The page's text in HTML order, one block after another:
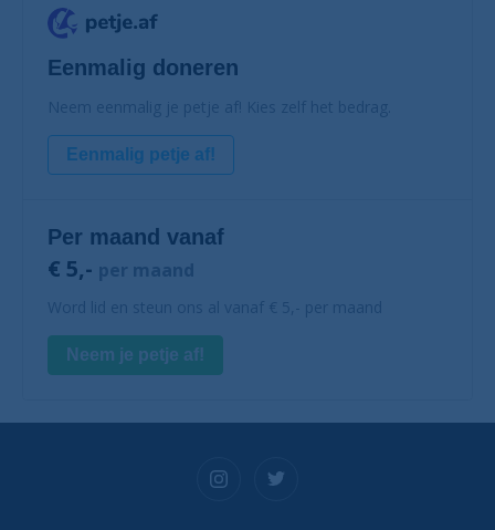
Eenmalig doneren
Neem eenmalig je petje af! Kies zelf het bedrag.
Eenmalig petje af!
Per maand vanaf
€ 5,- per maand
Word lid en steun ons al vanaf € 5,- per maand
Neem je petje af!